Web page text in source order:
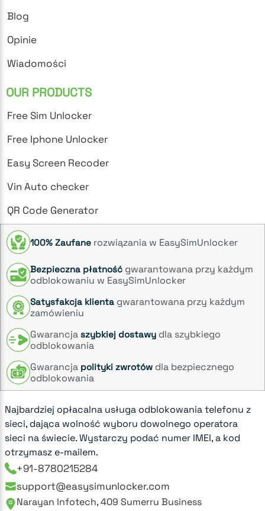
Blog
Opinie
Wiadomości
OUR PRODUCTS
Free Sim Unlocker
Free Iphone Unlocker
Easy Screen Recoder
Vin Auto checker
QR Code Generator
100% Zaufane rozwiązania w EasySimUnlocker
Bezpieczna płatność gwarantowana przy każdym
odblokowaniu w EasySimUnlocker
Satysfakcja klienta gwarantowana przy każdym
zamówieniu
Gwarancja szybkiej dostawy dla szybkiego
odblokowania
Gwarancja polityki zwrotów dla bezpiecznego
odblokowania
Najbardziej opłacalna usługa odblokowania telefonu z
sieci, dająca wolność wyboru dowolnego operatora
sieci na świecie. Wystarczy podać numer IMEI, a kod
otrzymasz e-mailem.
+91-8780215284
support@easysimunlocker.com
Narayan Infotech, 409 Sumerru Business